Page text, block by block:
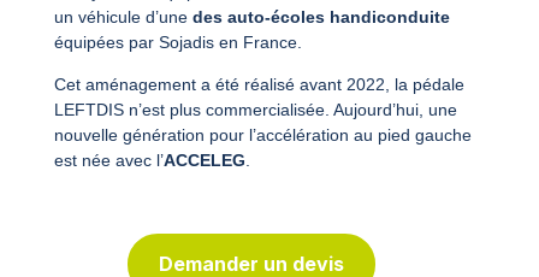
un véhicule d’une des auto-écoles handiconduite
équipées par Sojadis en France.
Cet aménagement a été réalisé avant 2022, la pédale
LEFTDIS n’est plus commercialisée. Aujourd’hui, une
nouvelle génération pour l’accélération au pied gauche
est née avec l’ACCELEG
Demander un devis